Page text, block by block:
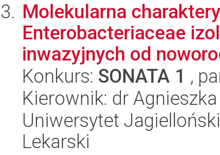
Molekularna
Enterobacteriaceae
inwazyjnych od
Konkurs: SONATA 1 ,
Kierownik: dr
Uniwersytet
Lekarski